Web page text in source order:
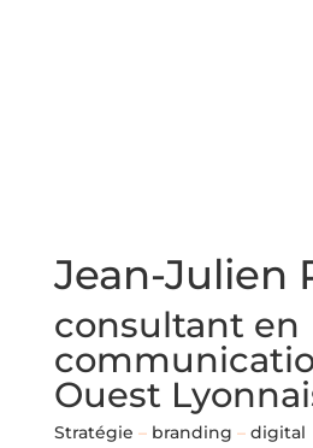
Jean-Julien
consultant en
Ouest
Stratégie –branding –digital